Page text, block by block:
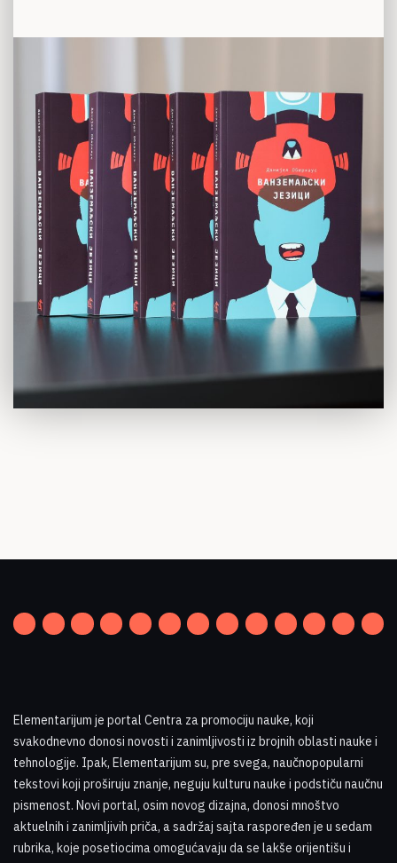
Elementarijum je portal Centra za promociju nauke, koji
svakodnevno donosi novosti i zanimljivosti iz brojnih oblasti nauke i
tehnologije. Ipak, Elementarijum su, pre svega, naučnopopularni
tekstovi koji proširuju znanje, neguju kulturu nauke i podstiču naučnu
pismenost. Novi portal, osim novog dizajna, donosi mnoštvo
aktuelnih i zanimljivih priča, a sadržaj sajta raspoređen je u sedam
rubrika, koje posetiocima omogućavaju da se lakše orijentišu i